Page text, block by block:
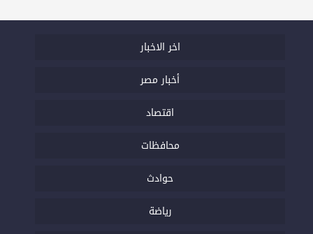
اخر الاخبار
أخبار مصر
اقتصاد
محافظات
حوادث
رياضة